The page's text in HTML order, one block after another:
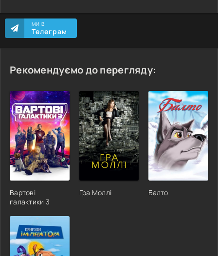
МИ В
Телеграм
Рекомендуємо до перегляду:
Вартові
галактики 3
Гра Моллі Балто